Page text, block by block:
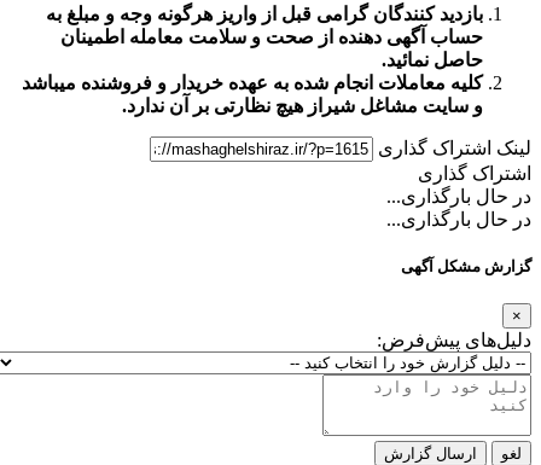
کنندگان گرامی قبل از واریز هرگونه وجه و مبلغ به
آگهی دهنده از صحت و سلامت معامله اطمینان
نمائید.
معاملات انجام شده به عهده خریدار و فروشنده میباشد
سایت مشاغل شیرازهیچ نظارتی بر آن ندارد.
گذاری
آگهی
پیش‌فرض:
گزارش